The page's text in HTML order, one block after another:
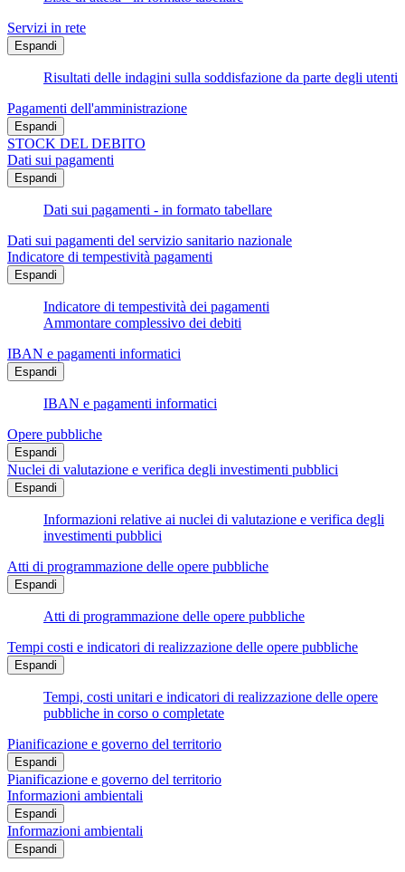
Servizi in rete
Espandi
Risultati delle indagini sulla soddisfazione da parte degli utenti
Pagamenti dell'amministrazione
Espandi
STOCK DEL DEBITO
Dati sui pagamenti
Espandi
Dati sui pagamenti - in formato tabellare
Dati sui pagamenti del servizio sanitario nazionale
Indicatore di tempestività pagamenti
Espandi
Indicatore di tempestività dei pagamenti
Ammontare complessivo dei debiti
IBAN e pagamenti informatici
Espandi
IBAN e pagamenti informatici
Opere pubbliche
Espandi
Nuclei di valutazione e verifica degli investimenti pubblici
Espandi
Informazioni relative ai nuclei di valutazione e verifica degli
investimenti pubblici
Atti di programmazione delle opere pubbliche
Espandi
Atti di programmazione delle opere pubbliche
Tempi costi e indicatori di realizzazione delle opere pubbliche
Espandi
Tempi, costi unitari e indicatori di realizzazione delle opere
pubbliche in corso o completate
Pianificazione e governo del territorio
Espandi
Pianificazione e governo del territorio
Informazioni ambientali
Espandi
Informazioni ambientali
Espandi